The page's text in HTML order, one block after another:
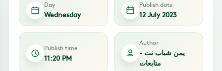
Day
Wednesday
Publish date
12 July 2023
Publish time
11:20 PM
Author
يمن شباب نت -
متابعات